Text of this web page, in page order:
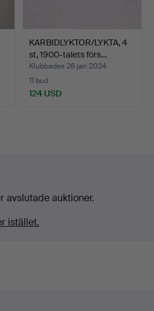
KARBIDLYKTOR/LYKTA, 4
st, 1900-talets förs…
Klubbades 26 jan 2024
11 bud
124 USD
avslutade auktioner.
istället.